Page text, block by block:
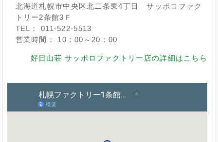
北海道札幌市中央区北二条東4丁目 サッポロファク
トリー2条館3Ｆ
TEL： 011-522-5513
営業時間： 10：00～20：00
好日山荘 サッポロファクトリー店の詳細はこちら